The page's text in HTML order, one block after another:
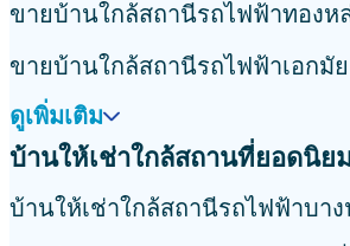
ขายบ้านใกล้สถานีรถไฟฟ้าทองห
ขายบ้านใกล้สถานีรถไฟฟ้าเอกมัย
ดูเพิ่มเติม
บ้านให้เช่าใกล้สถานที่ยอดนิย
บ้านให้เช่าใกล้สถานีรถไฟฟ้าบาง